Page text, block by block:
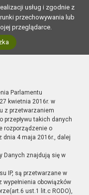
usług i zgodnie z
przechowywania lub
przeglądarce.
Parlamentu
kwietnia 2016r. w
z przetwarzaniem
przepływu takich danych
rozporządzenie o
dnia 4 maja 2016r., dalej
Danych znajdują się w
IP, są przetwarzane w
obowiązków
ust.1 lit.c RODO),